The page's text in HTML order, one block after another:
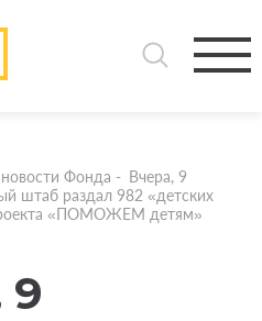
Фонда - Вчера, 9
штаб раздал 982 «детских
«ПОМОЖЕМ детям»
9